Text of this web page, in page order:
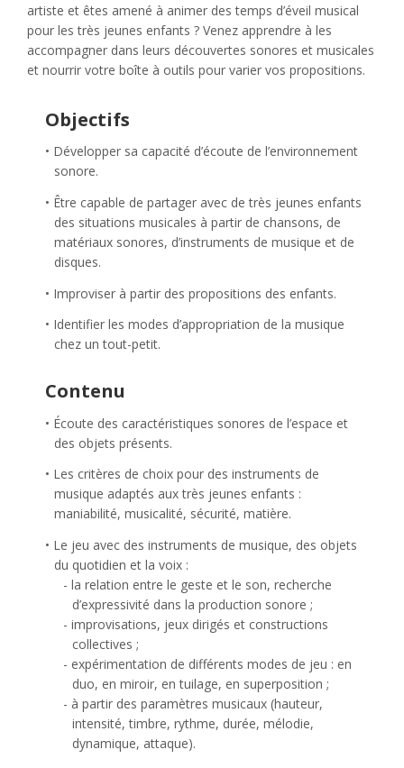
artiste et êtes amené à animer des temps d’éveil musical
pour les très jeunes enfants ? Venez apprendre à les
accompagner dans leurs découvertes sonores et musicales
et nourrir votre boîte à outils pour varier vos propositions.
Objectifs
Développer sa capacité d’écoute de l’environnement
sonore.
Être capable de partager avec de très jeunes enfants
des situations musicales à partir de chansons, de
matériaux sonores, d’instruments de musique et de
disques.
Improviser à partir des propositions des enfants.
Identifier les modes d’appropriation de la musique
chez un tout-petit.
Contenu
Écoute des caractéristiques sonores de l’espace et
des objets présents.
Les critères de choix pour des instruments de
musique adaptés aux très jeunes enfants :
maniabilité, musicalité, sécurité, matière.
Le jeu avec des instruments de musique, des objets
du quotidien et la voix :
la relation entre le geste et le son, recherche
d’expressivité dans la production sonore ;
improvisations, jeux dirigés et constructions
collectives ;
expérimentation de différents modes de jeu : en
duo, en miroir, en tuilage, en superposition ;
à partir des paramètres musicaux (hauteur,
intensité, timbre, rythme, durée, mélodie,
dynamique, attaque).